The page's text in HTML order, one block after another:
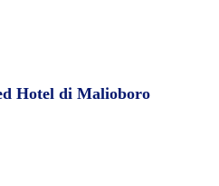
Hotel di Malioboro